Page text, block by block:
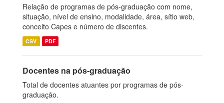
Relação de programas de pós-graduação com nome,
situação, nível de ensino, modalidade, área, sítio web,
conceito Capes e número de discentes.
CSV PDF
Docentes na pós-graduação
Total de docentes atuantes por programas de pós-
graduação.